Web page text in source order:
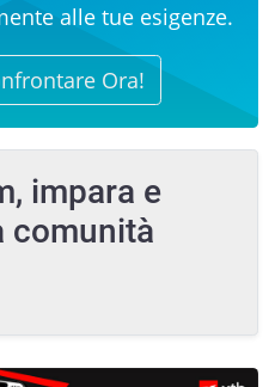
alle tue esigenze.
Ora!
impara e
comunità